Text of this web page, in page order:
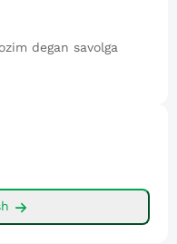
degan savolga